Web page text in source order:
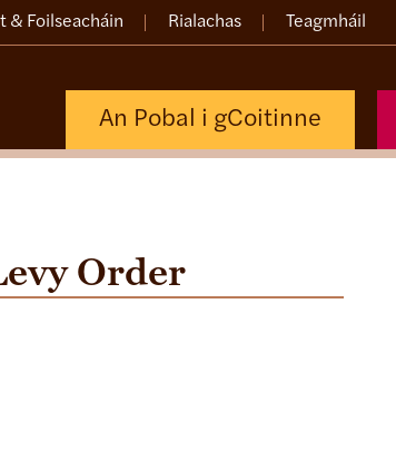
& Foilseacháin Rialachas Teagmháil
An Pobal i gCoitinne
Order